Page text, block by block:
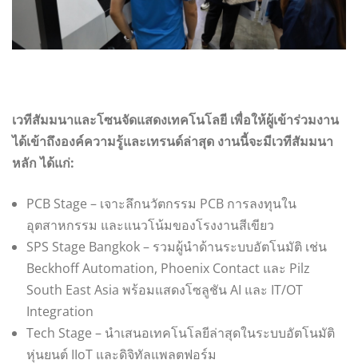
เวทีสัมมนาและโซนจัดแสดงเทคโนโลยี เพื่อให้ผู้เข้าร่วมงาน
ได้เข้าถึงองค์ความรู้และเทรนด์ล่าสุด งานนี้จะมีเวทีสัมมนา
หลัก ได้แก่:
PCB Stage – เจาะลึกนวัตกรรม PCB การลงทุนใน
อุตสาหกรรม และแนวโน้มของโรงงานสีเขียว
SPS Stage Bangkok – รวมผู้นำด้านระบบอัตโนมัติ เช่น
Beckhoff Automation, Phoenix Contact และ Pilz
South East Asia พร้อมแสดงโซลูชัน AI และ IT/OT
Integration
Tech Stage – นำเสนอเทคโนโลยีล่าสุดในระบบอัตโนมัติ
หุ่นยนต์ IIoT และดิจิทัลแพลตฟอร์ม